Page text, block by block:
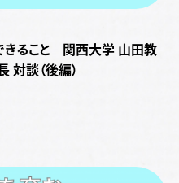
ること 関西大学 山田教
談（後編）